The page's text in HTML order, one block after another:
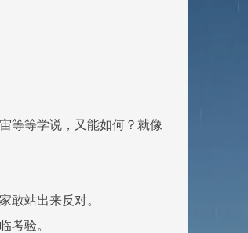
等等学说，又能如何？就像
敢站出来反对。
考验。